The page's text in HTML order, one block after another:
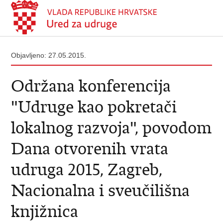
Objavljeno: 27.05.2015.
Održana konferencija
"Udruge kao pokretači
lokalnog razvoja", povodom
Dana otvorenih vrata
udruga 2015, Zagreb,
Nacionalna i sveučilišna
knjižnica